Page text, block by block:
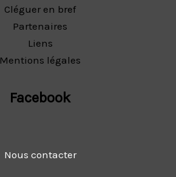
Cléguer en bref
Partenaires
Liens
Mentions légales
Facebook
Nous contacter